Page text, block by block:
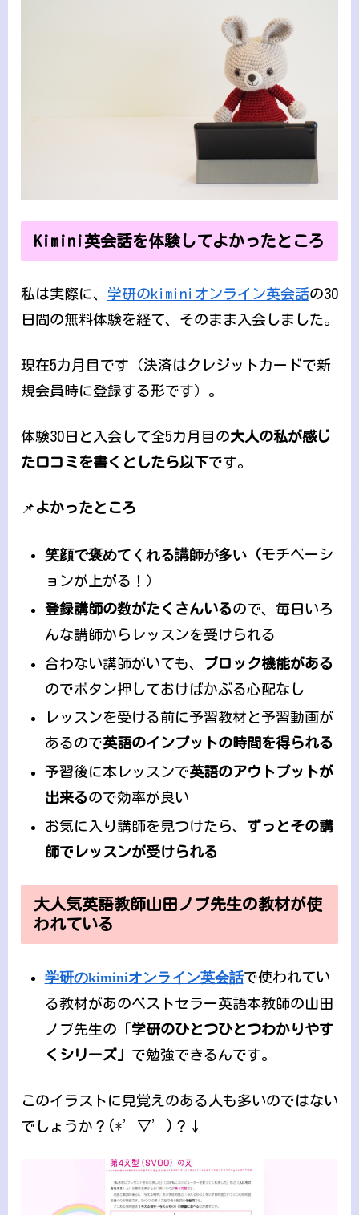
Kimini英会話を体験してよかったところ
私は実際に、 学研のkiminiオンライン英会話の30
日間の無料体験を経て、そのまま入会しました。
現在5カ月目です（決済はクレジットカードで新
規会員時に登録する形です）。
体験30日と入会して全5カ月目の大人の私が感じ
た口コミを書くとしたら以下です。
📌 よかったところ
笑顔で褒めてくれる講師が多い（モチベーシ
ョンが上がる！）
登録講師の数がたくさんいるので、毎日いろ
んな講師からレッスンを受けられる
合わない講師がいても、
ブロック機能がある
のでボタン押しておけばかぶる心配なし
レッスンを受ける前に予習教材と予習動画が
あるので英語のインプットの時間を得られる
予習後に本レッスンで英語のアウトプットが
出来るので効率が良い
お気に入り講師を見つけたら、 ずっとその講
師でレッスンが受けられる
大人気英語教師山田ノブ先生の教材が使
われている
学研のkiminiオンライン英会話で使われてい
る教材があのベストセラー英語本教師の山田
ノブ先生の 「学研のひとつひとつわかりやす
くシリーズ」 で勉強できるんです。
このイラストに見覚えのある人も多いのではない
でしょうか？(*’▽’)？↓